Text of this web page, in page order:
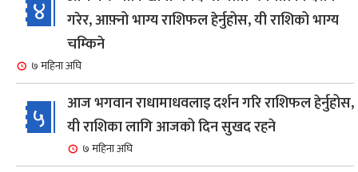
४
गरेर, आफ़्नो भाग्य राशिफल हेर्नुहोस, यी राशिको भाग्य
चम्किने
७ महिना अघि
५
आज भगवान राधामाधवलाइ दर्शन गरि राशिफल हेर्नुहोस,
यी राशिका लागि आजको दिन सुखद रहने
७ महिना अघि